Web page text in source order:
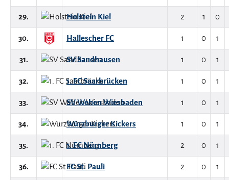
29. Holstein Kiel 2 1 0
30. Hallescher FC 1 0 1
31. SV Sandhausen 1 0 1
32. 1. FC Saarbrücken 1 0 1
33. SV Wehen Wiesbaden 1 0 1
34. Würzburger Kickers 1 0 1
35. 1. FC Nürnberg 2 0 1
36. FC St. Pauli 2 0 1